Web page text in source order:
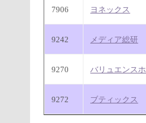
7906 ヨネックス
9242 メディア総研
9270 バリュエンス
9272 ブティックス